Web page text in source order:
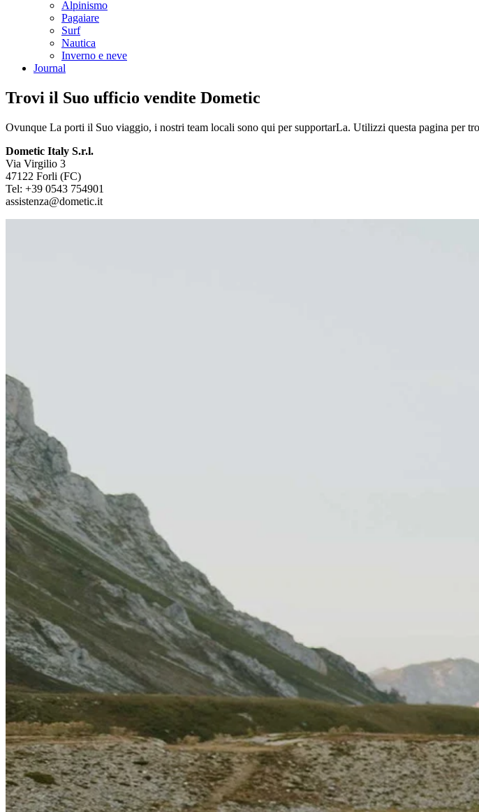
Alpinismo
Pagaiare
Surf
Nautica
Inverno e neve
Journal
Trovi il Suo ufficio vendite Dometic
Ovunque La porti il Suo viaggio, i nostri team locali sono qui per supportarLa. Utilizzi questa pagina per
Dometic Italy S.r.l.
Via Virgilio 3
47122 Forli (FC)
Tel: +39 0543 754901
assistenza@dometic.it